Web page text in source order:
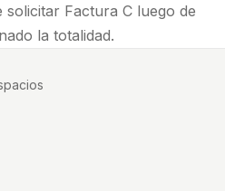
Factura C luego de
la totalidad.